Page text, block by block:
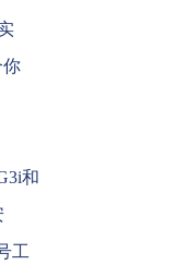
你
和
工